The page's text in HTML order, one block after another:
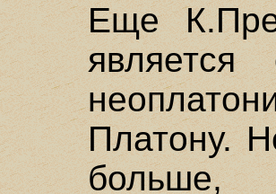
Еще
является
Платону.